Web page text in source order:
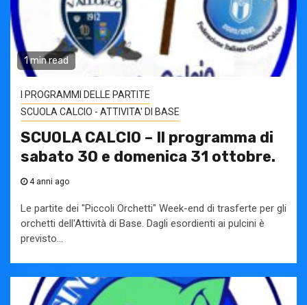
1 min read
I PROGRAMMI DELLE PARTITE
SCUOLA CALCIO - ATTIVITA' DI BASE
SCUOLA CALCIO – Il programma di
sabato 30 e domenica 31 ottobre.
4 anni ago
Le partite dei "Piccoli Orchetti" Week-end di trasferte per gli
orchetti dell'Attività di Base. Dagli esordienti ai pulcini è
previsto...